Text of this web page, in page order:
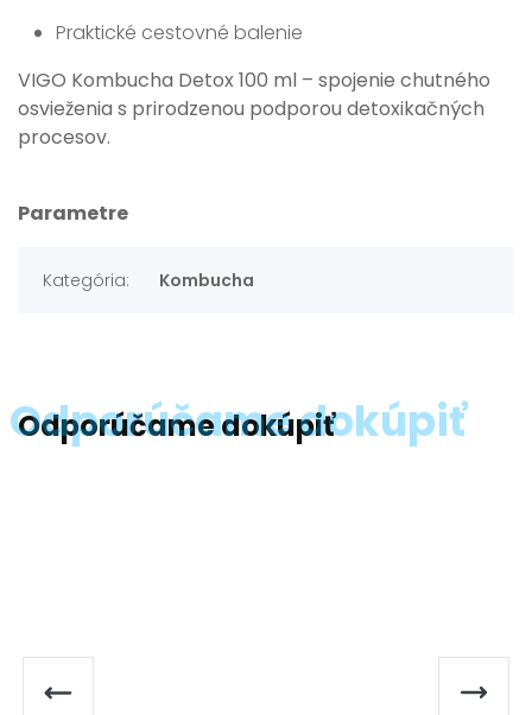
Praktické cestovné balenie
VIGO Kombucha Detox 100 ml – spojenie chutného
osvieženia s prirodzenou podporou detoxikačných
procesov.
Parametre
Kategória: Kombucha
Odporúčame dokúpiť